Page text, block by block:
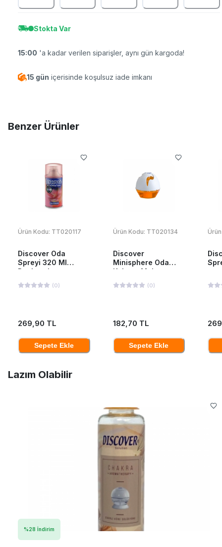
Stokta Var
15:00 'a kadar verilen siparişler, aynı gün kargoda!
15 gün içerisinde koşulsuz iade imkanı
Benzer Ürünler
Ürün Kodu: TT020117
Discover Oda
Spreyi 320 Ml
Daybreak
(0)
269,90 TL
Sepete Ekle
Ürün Kodu: TT020134
Discover
Minisphere Oda
Kokusu Melon
(0)
182,70 TL
Sepete Ekle
Lazım Olabilir
%28 İndirim